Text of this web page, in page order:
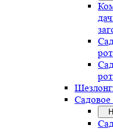
Садовое